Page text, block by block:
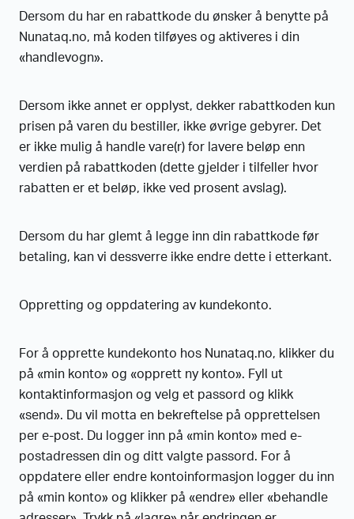
Dersom du har en rabattkode du ønsker å benytte på
Nunataq.no, må koden tilføyes og aktiveres i din
«handlevogn».
Dersom ikke annet er opplyst, dekker rabattkoden kun
prisen på varen du bestiller, ikke øvrige gebyrer. Det
er ikke mulig å handle vare(r) for lavere beløp enn
verdien på rabattkoden (dette gjelder i tilfeller hvor
rabatten er et beløp, ikke ved prosent avslag).
Dersom du har glemt å legge inn din rabattkode før
betaling, kan vi dessverre ikke endre dette i etterkant.
Oppretting og oppdatering av kundekonto.
For å opprette kundekonto hos Nunataq.no, klikker du
på «min konto» og «opprett ny konto». Fyll ut
kontaktinformasjon og velg et passord og klikk
«send». Du vil motta en bekreftelse på opprettelsen
per e-post. Du logger inn på «min konto» med e-
postadressen din og ditt valgte passord. For å
oppdatere eller endre kontoinformasjon logger du inn
på «min konto» og klikker på «endre» eller «behandle